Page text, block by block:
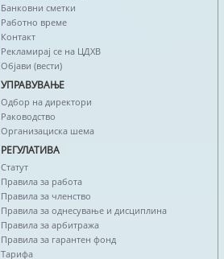
Банковни сметки
Работно време
Контакт
Рекламирај се на ЦДХВ
Објави (вести)
УПРАВУВАЊЕ
Одбор на директори
Раководство
Организациска шема
РЕГУЛАТИВА
Статут
Правила за работа
Правила за членство
Правила за однесување и дисциплина
Правила за арбитража
Правила за гарантен фонд
Тарифа